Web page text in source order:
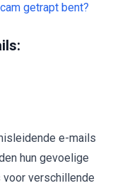
getrapt bent?
e-mails
hun gevoelige
verschillende